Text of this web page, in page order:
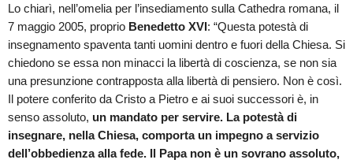
Lo chiarì, nell’omelia per l’insediamento sulla Cathedra romana, il
7 maggio 2005, proprio Benedetto XVI: “Questa potestà di
insegnamento spaventa tanti uomini dentro e fuori della Chiesa. Si
chiedono se essa non minacci la libertà di coscienza, se non sia
una presunzione contrapposta alla libertà di pensiero. Non è così.
Il potere conferito da Cristo a Pietro e ai suoi successori è, in
senso assoluto, un mandato per servire. La potestà di
insegnare, nella Chiesa, comporta un impegno a servizio
dell’obbedienza alla fede. Il Papa non è un sovrano assoluto,